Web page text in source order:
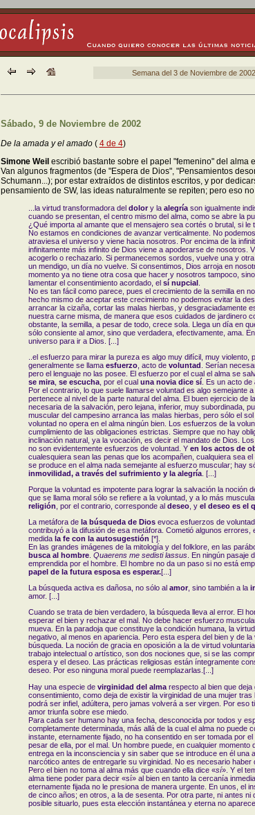
Semana del 3 de Noviembre de 2002
Sábado, 9 de Noviembre de 2002
De la amada y el amado( 4 de 4)
Simone Weil escribió bastante sobre el papel "femenino" del alma
Van algunos fragmentos (de "Espera de Dios", "Pensamientos
Schumann...); por estar extraídos de distintos escritos, y por
pensamiento de SW, las ideas naturalmente se repiten; pero eso
...la virtud transformadora del dolory la alegríason igualmente
cuando se presentan, el centro mismo del alma, como se abre la
¿Qué importa al amante que el mensajero sea cortés o brutal, si le
No estamos en condiciones de avanzar verticalmente. No
atraviesa el universo y viene hacia nosotros. Por encima de la
infinitamente más infinito de Dios viene a apoderarse de nosotros.
acogerlo o rechazarlo. Si permanecemos sordos, vuelve una y
un mendigo, un día no vuelve. Si consentimos, Dios arroja en
momento ya no tiene otra cosa que hacer y nosotros tampoco,
lamentar el consentimiento acordado, el sí nupcial.
No es tan fácil como parece, pues el crecimiento de la semilla en
hecho mismo de aceptar este crecimiento no podemos evitar la
arrancar la cizaña, cortar las malas hierbas, y desgraciadamente
nuestra carne misma, de manera que esos cuidados de jardinero
obstante, la semilla, a pesar de todo, crece sola. Llega un día en
sólo consiente al amor, sino que verdadera, efectivamente, ama.
universo para ir a Dios. [...]
..el esfuerzo para mirar la pureza es algo muy difícil, muy violento,
generalmente se llama esfuerzo, acto de voluntad . Serían
pero el lenguaje no las posee. El esfuerzo por el cual el alma se
se mira, se escucha, por el cual una novia dice sí. Es un acto de
Por el contrario, lo que suele llamarse voluntad es algo semejante
pertenece al nivel de la parte natural del alma. El buen ejercicio de
necesaria de la salvación, pero lejana, inferior, muy subordinada,
muscular del campesino arranca las malas hierbas, pero sólo el
voluntad no opera en el alma ningún bien. Los esfuerzos de la
cumplimiento de las obligaciones estrictas. Siempre que no hay
inclinación natural, ya la vocación, es decir el mandato de Dios.
no son evidentemente esfuerzos de voluntad. Y en los actos de
cualesquiera sean las penas que los acompañen, cualquiera sea
se produce en el alma nada semejante al esfuerzo muscular; hay
inmovilidad, a través del sufrimiento y la alegría. [...]
Porque la voluntad es impotente para lograr la salvación la noción
que se llama moral sólo se refiere a la voluntad, y a lo más
religión , por el contrario, corresponde al deseo, y el deseo es el
La metáfora de la búsqueda de Dios evoca esfuerzos de
contribuyó a la difusión de esa metáfora. Cometió algunos errores,
medida la fe con la autosugestión [*].
En las grandes imágenes de la mitología y del folklore, en las
busca al hombre. Quaerens me sedisti lassus. En ningún pasaje
emprendida por el hombre. El hombre no da un paso si no está
papel de la futura esposa es esperar.[...]
La búsqueda activa es dañosa, no sólo al amor, sino también a la
amor. [...]
Cuando se trata de bien verdadero, la búsqueda lleva al error. El
esperar el bien y rechazar el mal. No debe hacer esfuerzo
mueva. En la paradoja que constituye la condición humana, la
negativo, al menos en apariencia. Pero esta espera del bien y de
búsqueda. La noción de gracia en oposición a la de virtud
trabajo intelectual o artístico, son dos nociones que, si se las
espera y el deseo. Las prácticas religiosas están íntegramente
deseo. Por eso ninguna moral puede reemplazarlas.[...]
Hay una especie de virginidad del alma respecto al bien que
consentimiento, como deja de existir la virginidad de una mujer
podrá ser infiel, adúltera, pero jamas volverá a ser virgen. Por eso
amor triunfa sobre ese miedo.
Para cada ser humano hay una fecha, desconocida por todos y
completamente determinada, más allá de la cual el alma no puede
instante, eternamente fijado, no ha consentido en ser tomada por
pesar de ella, por el mal. Un hombre puede, en cualquier momento
entrega en la inconsciencia y sin saber que se introduce en él una
narcótico antes de entregarle su virginidad. No es necesario haber
Pero el bien no toma al alma más que cuando ella dice «sí». Y el
alma tiene poder para decir «sí» al bien en tanto la cercanía
eternamente fijada no le presiona de manera urgente. En unos, el
de cinco años; en otros, a la de sesenta. Por otra parte, ni antes ni
posible situarlo, pues esta elección instantánea y eterna no